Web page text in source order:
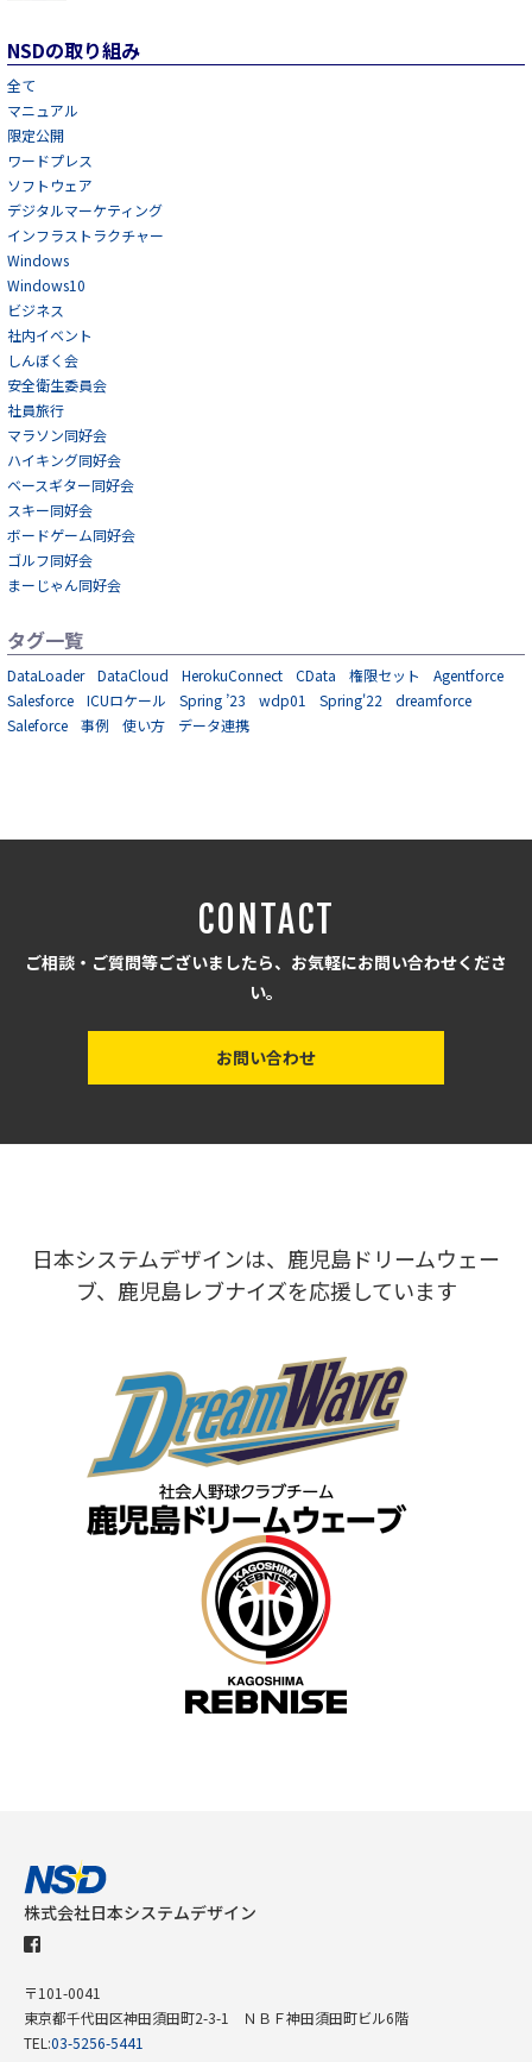
NSDの取り組み
全て
マニュアル
限定公開
ワードプレス
ソフトウェア
デジタルマーケティング
インフラストラクチャー
Windows
Windows10
ビジネス
社内イベント
しんぼく会
安全衛生委員会
社員旅行
マラソン同好会
ハイキング同好会
ベースギター同好会
スキー同好会
ボードゲーム同好会
ゴルフ同好会
まーじゃん同好会
タグ一覧
DataLoader DataCloud HerokuConnect CData 権限セット
Agentforce
Salesforce
ICUロケール Spring ’23 wdp01 Spring'22
dreamforce
Saleforce
事例 使い方 データ連携
CONTACT
ご相談・ご質問等ございましたら、お気軽にお問い合わせくださ
い。
お問い合わせ
日本システムデザインは、鹿児島ドリームウェー
ブ、鹿児島レブナイズを応援しています
株式会社日本システムデザイン
〒101-0041
東京都千代田区神田須田町2-3-1 ＮＢＦ神田須田町ビル6階
TEL:03-5256-5441